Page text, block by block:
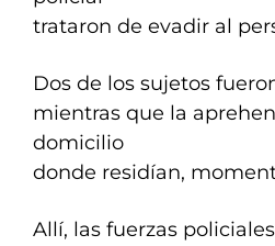
trataron de evadir al
Dos de los sujetos
mientras que la
domicilio
donde residían,
Allí, las fuerzas